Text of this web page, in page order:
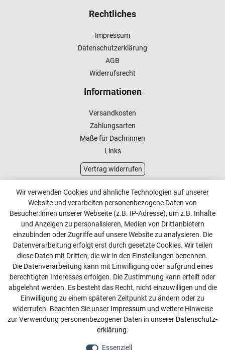
Rechtliches
Impressum
Datenschutzerklärung
AGB
Widerrufsrecht
Informationen
Versandkosten
Zahlungsarten
Maße für Dachrinnen
Links
Vertrag widerrufen
Kundenservice
Kontakt
Online Retourenservice
Kontakt
info@dachdecker-shop.de
+49 3501 507295
Montag - Freitag, 08:00 - 16:00
Anrufe aus dem dt. Festnetz zum Ortstarif, Preise aus dem
Mobilfunknetz ggf. abweichend (abhängig vom Provider).
Wir verwenden Cookies und ähnliche Technologien auf unserer
Website und verarbeiten personenbezogene Daten von
Besucher:innen unserer Webseite (z.B. IP-Adresse), um z.B. Inhalte
und Anzeigen zu personalisieren, Medien von Drittanbietern
einzubinden oder Zugriffe auf unsere Website zu analysieren. Die
Datenverarbeitung erfolgt erst durch gesetzte Cookies. Wir teilen
diese Daten mit Dritten, die wir in den Einstellungen benennen.
Die Datenverarbeitung kann mit Einwilligung oder aufgrund eines
berechtigten Interesses erfolgen. Die Zustimmung kann erteilt oder
abgelehnt werden. Es besteht das Recht, nicht einzuwilligen und die
Einwilligung zu einem späteren Zeitpunkt zu ändern oder zu
widerrufen. Beachten Sie unser Impressumund weitere Hinweise
zur Verwendung personenbezogener Daten in unserer Daten­schutz­
erklärung.
Essenziell